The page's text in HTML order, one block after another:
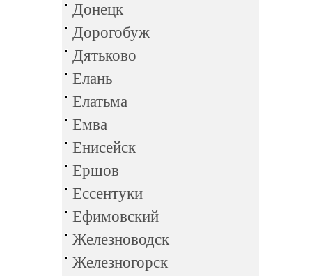
Донецк
Дорогобуж
Дятьково
Елань
Елатьма
Емва
Енисейск
Ершов
Ессентуки
Ефимовский
Железноводск
Железногорск